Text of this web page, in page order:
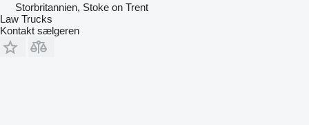
Storbritannien, Stoke on Trent
Law Trucks
Kontakt sælgeren